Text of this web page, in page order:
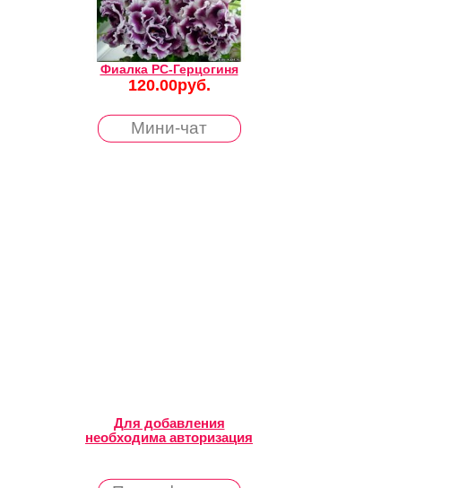
Фиалка РС-Герцогиня
120.00руб.
Мини-чат
Для добавления
необходима авторизация